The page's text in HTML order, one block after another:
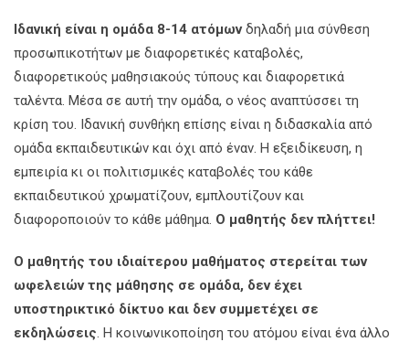
Ιδανική είναι η ομάδα 8-14 ατόμωνδηλαδή μια σύνθεση
προσωπικοτήτων με διαφορετικές καταβολές,
διαφορετικούς μαθησιακούς τύπους και διαφορετικά
ταλέντα. Μέσα σε αυτή την ομάδα, ο νέος αναπτύσσει τη
κρίση του. Ιδανική συνθήκη επίσης είναι η διδασκαλία από
ομάδα εκπαιδευτικών και όχι από έναν. Η εξειδίκευση, η
εμπειρία κι οι πολιτισμικές καταβολές του κάθε
εκπαιδευτικού χρωματίζουν, εμπλουτίζουν και
διαφοροποιούν το κάθε μάθημα. Ο μαθητής δεν πλήττει!
Ο μαθητής του ιδιαίτερου μαθήματος στερείται των
ωφελειών της μάθησης σε ομάδα, δεν έχει
υποστηρικτικό δίκτυο και δεν συμμετέχει σε
εκδηλώσεις. Η κοινωνικοποίηση του ατόμου είναι ένα άλλο